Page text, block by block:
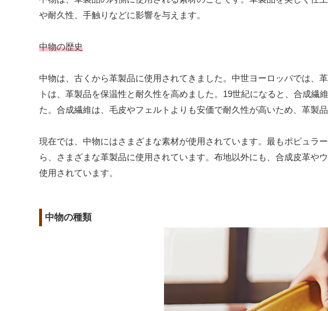
や耐久性、手触りなどに影響を与えます。
中物の歴史
中物は、古くから革製品に使用されてきました。中世ヨーロッパでは、
トは、革製品を保温性と耐久性を高めました。19世紀になると、合成
た。合成繊維は、毛皮やフェルトよりも安価で耐久性が高いため、革製
現在では、中物にはさまざまな素材が使用されています。最もポピュラ
ら、さまざまな革製品に使用されています。布地以外にも、合成皮革や
使用されています。
中物の種類